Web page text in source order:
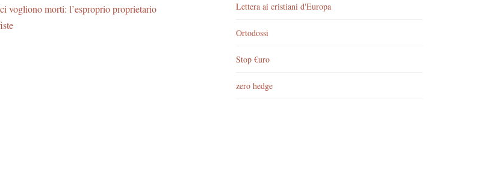
vogliono morti: l’esproprio proprietario
Lettera ai cristiani d'Europa
Ortodossi
Stop €uro
zero hedge